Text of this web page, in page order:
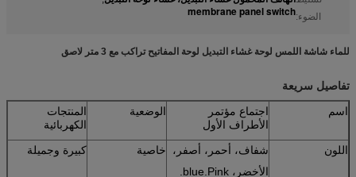
الضوء:membrane panel switch
للماء شاشة اللمس لوحة غشاء التبديل لوحة المفاتيح تراكب مع 3 متر لاصق
تفاصيل سريعة
اسم
اجتماع مؤتمر
الأطراف الأول
الوضعية
المنتجات
الكهربائية
اللون
شفاف، أحمر، أصفر،
خاصية كبيرة وجميلة